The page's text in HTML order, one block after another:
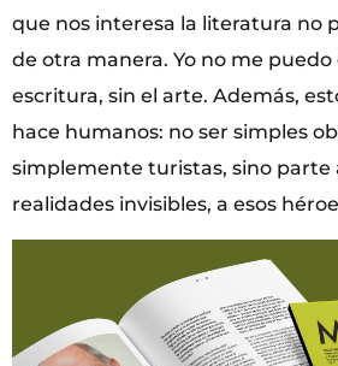
que nos interesa la literatura no
de otra manera. Yo no me puedo
escritura, sin el arte. Además,
hace humanos: no ser simples
simplemente turistas, sino parte
realidades invisibles, a esos